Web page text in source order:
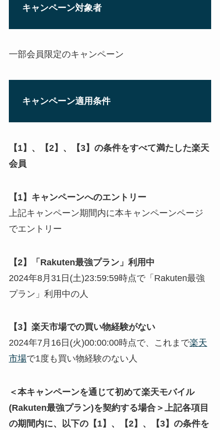
キャンペーン対象者
一部会員限定のキャンペーン
キャンペーン適用条件
【1】、【2】、【3】の条件をすべて満たした楽天
会員
【1】キャンペーンへのエントリー
上記キャンペーン期間内に本キャンペーンページ
でエントリー
【2】「Rakuten最強プラン」利用中
2024年8月31日(土)23:59:59時点で「Rakuten最強
プラン」利用中の人
【3】楽天市場での買い物経験がない
2024年7月16日(火)00:00:00時点で、これまで楽天
市場で1度も買い物経験のない人
＜本キャンペーンを通じて初めて楽天モバイル
(Rakuten最強プラン)を契約する場合＞上記各項目
の期間内に、以下の【1】、【2】、【3】の条件を